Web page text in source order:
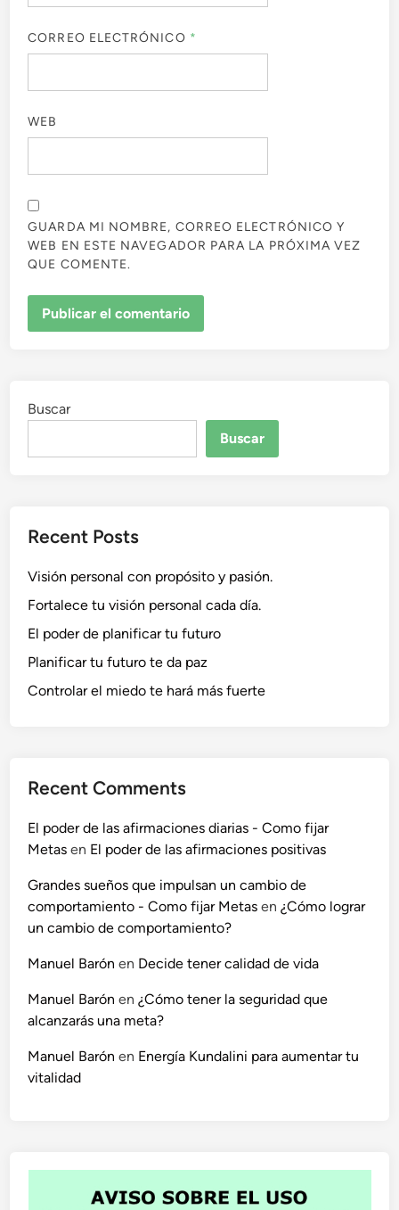
CORREO ELECTRÓNICO *
WEB
GUARDA MI NOMBRE, CORREO ELECTRÓNICO Y
WEB EN ESTE NAVEGADOR PARA LA PRÓXIMA VEZ
QUE COMENTE.
Buscar
Buscar
Recent Posts
Visión personal con propósito y pasión.
Fortalece tu visión personal cada día.
El poder de planificar tu futuro
Planificar tu futuro te da paz
Controlar el miedo te hará más fuerte
Recent Comments
El poder de las afirmaciones diarias - Como fijar
Metas en El poder de las afirmaciones positivas
Grandes sueños que impulsan un cambio de
comportamiento - Como fijar Metas en¿Cómo lograr
un cambio de comportamiento?
Manuel Barón en Decide tener calidad de vida
Manuel Barón en¿Cómo tener la seguridad que
alcanzarás una meta?
Manuel Barón en Energía Kundalini para aumentar tu
vitalidad